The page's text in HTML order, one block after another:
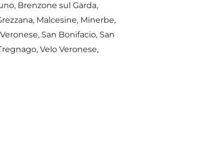
Brenzone sul Garda,
Malcesine, Minerbe,
San Bonifacio, San
Velo Veronese,